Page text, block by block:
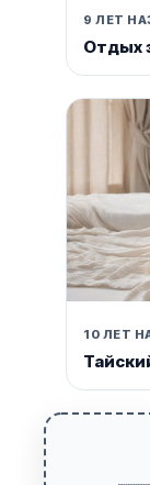
9 ЛЕТ
Отдых
10 ЛЕТ